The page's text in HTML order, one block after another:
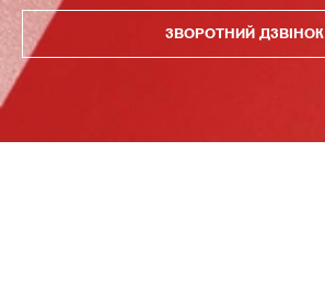
ЗВОРОТНИЙ ДЗВІНОК